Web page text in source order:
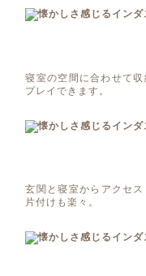
寝室の空間に合わせて
プレイできます。
玄関と寝室からアクセ
片付けも楽々。